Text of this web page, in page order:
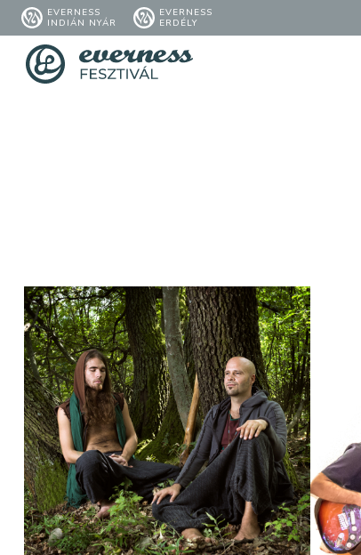
EVERNESS
INDIÁN NYÁR
EVERNESS
ERDÉLY